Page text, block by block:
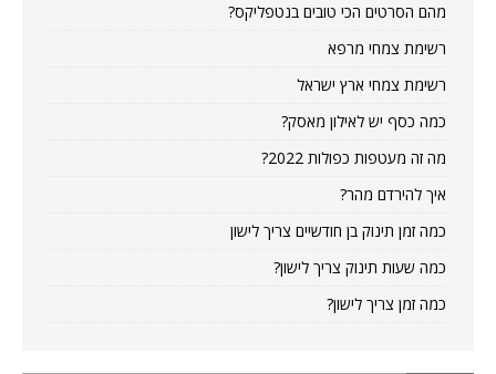
מהם הסרטים הכי טובים בנטפליקס?
רשימת צמחי מרפא
רשימת צמחי ארץ ישראל
כמה כסף יש לאילון מאסק?
מה זה מעטפות כפולות 2022?
איך להירדם מהר?
כמה זמן תינוק בן חודשיים צריך לישון
כמה שעות תינוק צריך לישון?
כמה זמן צריך לישון?